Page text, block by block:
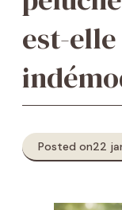
est-elle
Posted on22